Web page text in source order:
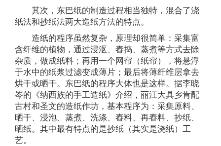
其次，东巴纸的制造过程相当独特，混合了浇
纸法和抄纸法两大造纸方法的特点。
造纸的程序虽然复杂，原理却很简单：采集富
含纤维的植物，通过浸沤、舂捣、蒸煮等方式去除
杂质，做成纸料；再用一个网帘（纸帘），将悬浮
于水中的纸浆过滤变成薄片；最后将薄纤维层拿去
烘干或晒干。东巴纸的程序大体也是这样。据李晓
岑的《纳西族的手工造纸》介绍，丽江大具乡肯配
古村和圣文的造纸作坊，基本程序为：采集原料、
晒干、浸泡、蒸煮、洗涤、舂料、再舂料、抄纸、
晒纸。其中最有特点的是抄纸（其实是浇纸）工
艺。